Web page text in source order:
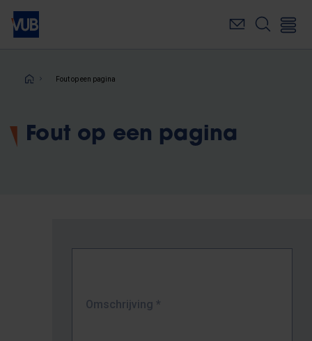
Overslaan
naar
inhoudKruimelpad
Fout op een pagina
Fout op een pagina
Omschrijving *